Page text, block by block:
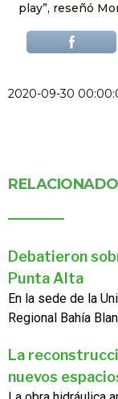
play”, reseñó
2020-09-30
Debatieron
Punta Alta
En la sede de la
Regional Bahía
La
nuevos